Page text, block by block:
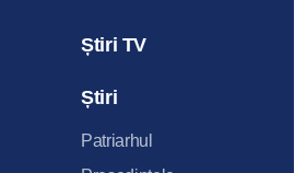
Știri TV
Știri
Patriarhul